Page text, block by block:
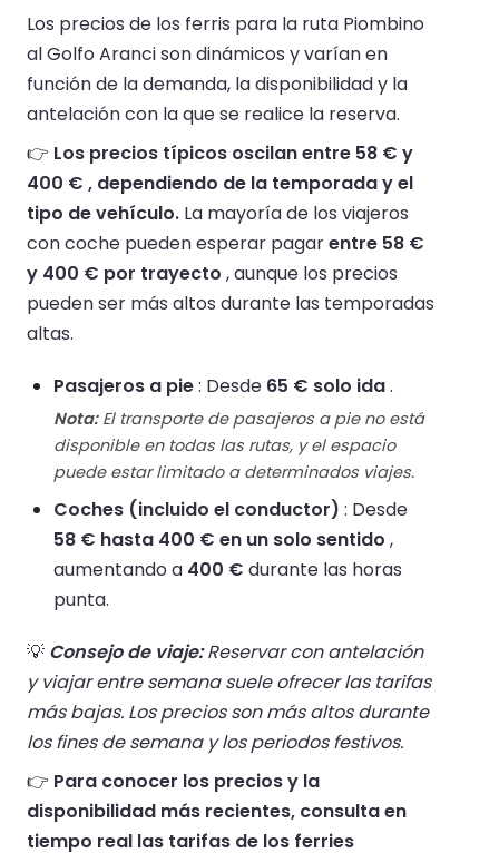
Los precios de los ferris para la ruta Piombino
al Golfo Aranci son dinámicos y varían en
función de la demanda, la disponibilidad y la
antelación con la que se realice la reserva.
👉 Los precios típicos oscilan entre 58 € y
400 € , dependiendo de la temporada y el
tipo de vehículo. La mayoría de los viajeros
con coche pueden esperar pagarentre 58 €
y 400 € por trayecto , aunque los precios
pueden ser más altos durante las temporadas
altas.
Pasajeros a pie: Desde 65 € solo ida.
Nota:El transporte de pasajeros a pie no está
disponible en todas las rutas, y el espacio
puede estar limitado a determinados viajes.
Coches (incluido el conductor) : Desde
58 € hasta 400 € en un solo sentido ,
aumentando a 400 € durante las horas
punta.
💡 Consejo de viaje:Reservar con antelación
y viajar entre semana suele ofrecer las tarifas
más bajas. Los precios son más altos durante
los fines de semana y los periodos festivos.
👉 Para conocer los precios y la
disponibilidad más recientes, consulta en
tiempo real las tarifas de los ferries